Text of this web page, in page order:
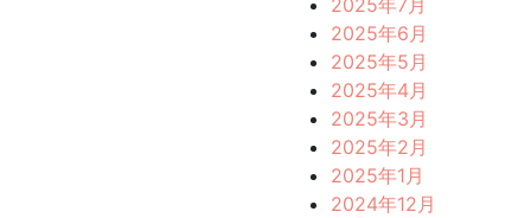
2025年6月
2025年5月
2025年4月
2025年3月
2025年2月
2025年1月
2024年12月